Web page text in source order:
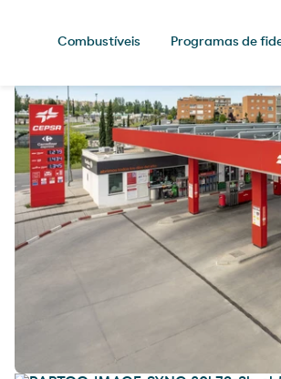
Combustíveis Programas de
Combustíveis
Chegue ao seu destino com os
melhores produtos para o seu
veículo.
Programas de
fidelização
Meios de